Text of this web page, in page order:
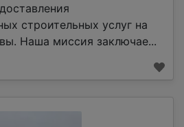
строительных услуг на
Наша миссия заключае...